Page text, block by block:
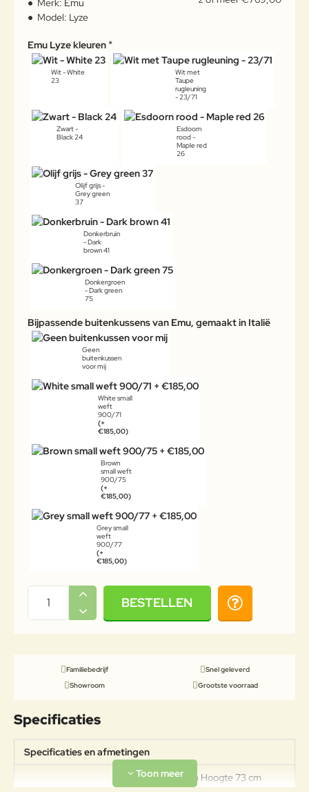
Merk: Emu
Model: Lyze
Emu Lyze kleuren
Wit - White
23
Wit met
Taupe
rugleuning
- 23/71
Zwart -
Black 24
Esdoorn
rood -
Maple red
26
Olijf grijs -
Grey green
37
Donkerbruin
- Dark
brown 41
Donkergroen
- Dark green
75
Bijpassende buitenkussens van Emu, gemaakt in Italië
Geen
buitenkussen
voor mij
White small
weft
900/71
(+
€185,00)
Brown
small weft
900/75
(+
€185,00)
Grey small
weft
900/77
(+
€185,00)
BESTELLEN
Familiebedrijf
Snel geleverd
Showroom
Grootste voorraad
Specificaties
Specificaties en afmetingen
Breedte 76 cm Hoogte 73 cm